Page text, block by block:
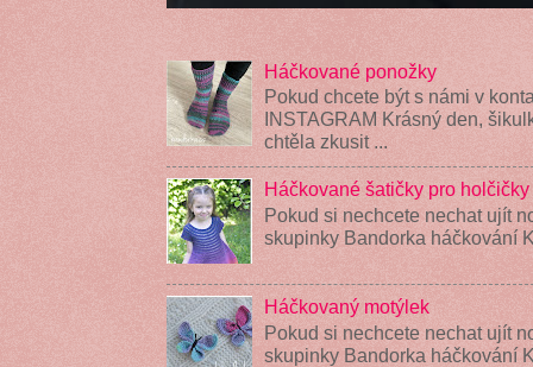
Háčkované ponožky
Pokud chcete být s námi v
INSTAGRAM Krásný den,
chtěla zkusit ...
Háčkované šatičky pro holčičky
Pokud si nechcete nechat ujít
skupinky Bandorka háčkování
Háčkovaný motýlek
Pokud si nechcete nechat ujít
skupinky Bandorka háčkování